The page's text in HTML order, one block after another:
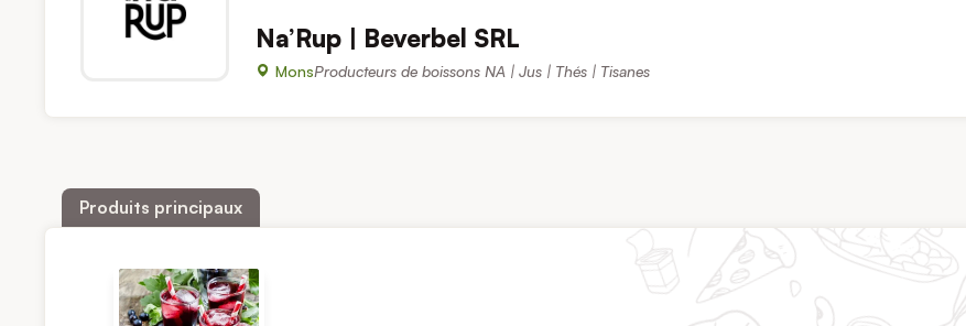
Na’Rup | Beverbel SRL
MonsProducteurs de boissons NA | Jus | Thés | Tisanes
Produits principaux